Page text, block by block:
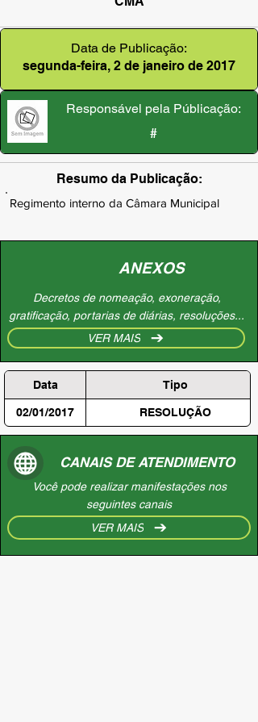
Data de Publicação:
segunda-feira, 2 de janeiro de 2017
Responsável pela Públicação:
#
Resumo da Publicação:
Regimento interno da Câmara Municipal
ANEXOS
Decretos de nomeação, exoneração,
gratificação, portarias de diárias, resoluções...
VER MAIS
Data Tipo
02/01/2017 RESOLUÇÃO
CANAIS DE ATENDIMENTO
Você pode realizar manifestações nos
seguintes canais
VER MAIS